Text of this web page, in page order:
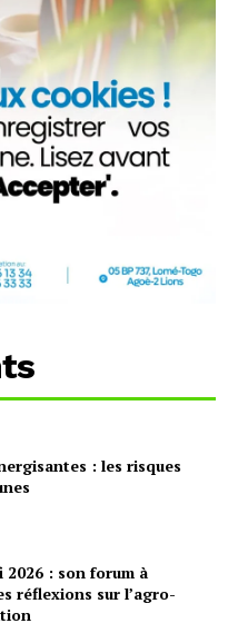
: les risques
2026 : son forum à
réflexions sur l’agro-